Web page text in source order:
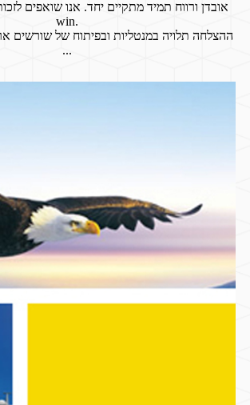
אובדן ורווח תמיד מתקיים יחד. אנו שואפים
win.
ההצלחה תלויה במנטליות ובפיתוח של שורשים
...